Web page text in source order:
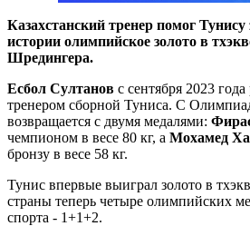
Казахстанский тренер помог Тунису
истории олимпийское золото в
Шредингера.
Есбол Султанов с сентября 2023
тренером сборной Туниса. С
возвращается с двумя медалями:
чемпионом в весе 80 кг, а Мохамед
бронзу в весе 58 кг.
Тунис впервые выиграл золото в
страны теперь четыре олимпийских
спорта - 1+1+2.